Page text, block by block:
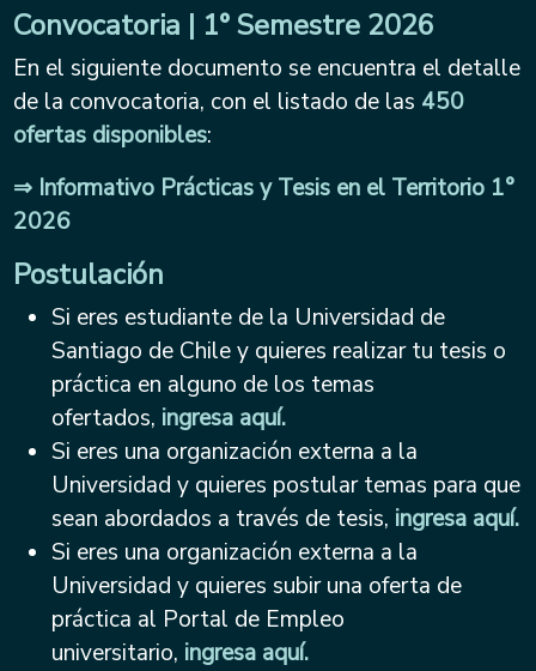
Convocatoria | 1° Semestre 2026
En el siguiente documento se encuentra el detalle
de la convocatoria, con el listado de las 450
ofertas disponibles:
⇒ Informativo Prácticas y Tesis en el Territorio 1°
2026
Postulación
Si eres estudiante de la Universidad de
Santiago de Chile y quieres realizar tu tesis o
práctica en alguno de los temas
ofertados, ingresa aquí.
Si eres una organización externa a la
Universidad y quieres postular temas para que
sean abordados a través de tesis, ingresa aquí.
Si eres una organización externa a la
Universidad y quieres subir una oferta de
práctica al Portal de Empleo
universitario, ingresa aquí.